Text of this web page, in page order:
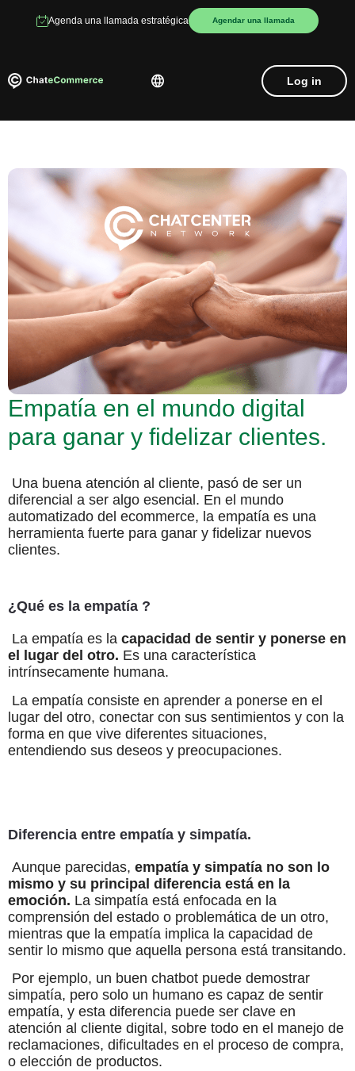
Agenda una llamada estratégica Agendar una llamada
Log in
Empatía en el mundo digital
para ganar y fidelizar clientes.
Una buena atención al cliente, pasó de ser un
diferencial a ser algo esencial. En el mundo
automatizado del ecommerce, la empatía es una
herramienta fuerte para ganar y fidelizar nuevos
clientes.
¿Qué es la empatía ?
La empatía es la capacidad de sentir y ponerse en
el lugar del otro. Es una característica
intrínsecamente humana.
La empatía consiste en aprender a ponerse en el
lugar del otro, conectar con sus sentimientos y con la
forma en que vive diferentes situaciones,
entendiendo sus deseos y preocupaciones.
Diferencia entre empatía y simpatía.
Aunque parecidas, empatía y simpatía no son lo
mismo y su principal diferencia está en la
emoción. La simpatía está enfocada en la
comprensión del estado o problemática de un otro,
mientras que la empatía implica la capacidad de
sentir lo mismo que aquella persona está transitando.
Por ejemplo, un buen chatbot puede demostrar
simpatía, pero solo un humano es capaz de sentir
empatía, y esta diferencia puede ser clave en
atención al cliente digital, sobre todo en el manejo de
reclamaciones, dificultades en el proceso de compra,
o elección de productos.